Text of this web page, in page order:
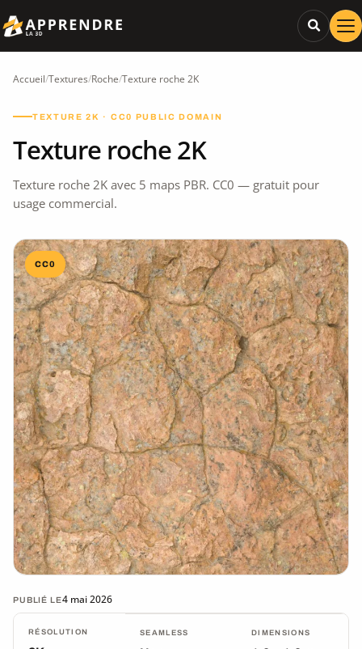
Accueil/Textures/Roche/Texture roche 2K
TEXTURE 2K · CC0 PUBLIC DOMAIN
Texture roche 2K
Texture roche 2K avec 5 maps PBR. CC0 — gratuit pour
usage commercial.
CC0
PUBLIÉ LE4 mai 2026
RÉSOLUTION SEAMLESS DIMENSIONS